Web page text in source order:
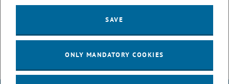
Eintritt frei!
SAVE
ONLY MANDATORY COOKIES